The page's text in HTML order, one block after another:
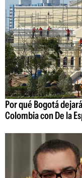
Por qué Bogotá
Colombia con De la